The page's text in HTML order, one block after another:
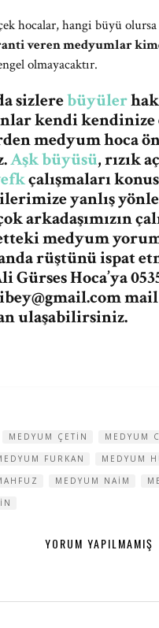
hocalar, hangi büyü
veren medyumlar
olmayacaktır.
sizlerebüyüler
kendi
medyum hoca
Aşk büyüsü, rızık
çalışmaları
yanlış
arkadaşımızın
medyum
rüştünü ispat
Hoca’ya
ulaşabilirsiniz.
MEDYUM ÇETIN MEDYUM
FURKAN MEDYUM
MEDYUM NAIM
YORUM YAPILMAMIŞ